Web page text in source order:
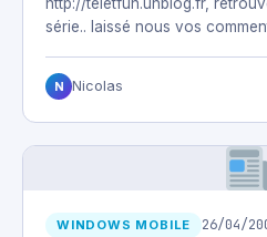
série.. laissé nous vos
N Nicolas
WINDOWS MOBILE 26/04/